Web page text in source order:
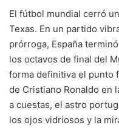
El fútbol mundial cerró
Texas. En un partido
prórroga, España
los octavos de final del
forma definitiva el punto
de Cristiano Ronaldo en
a cuestas, el astro
los ojos vidriosos y la